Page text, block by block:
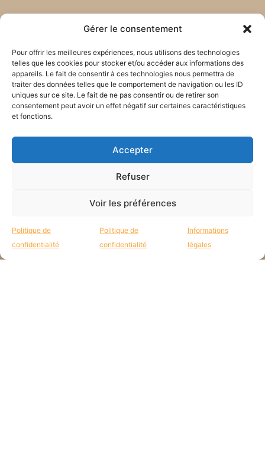
Gérer le consentement
Pour offrir les meilleures expériences, nous utilisons des technologies
telles que les cookies pour stocker et/ou accéder aux informations des
appareils. Le fait de consentir à ces technologies nous permettra de
traiter des données telles que le comportement de navigation ou les ID
uniques sur ce site. Le fait de ne pas consentir ou de retirer son
consentement peut avoir un effet négatif sur certaines caractéristiques
et fonctions.
Accepter
Refuser
Voir les préférences
Politique de
confidentialité
Politique de
confidentialité
Informations
légales
Restons en lien !
nouvelles des missions par mail :